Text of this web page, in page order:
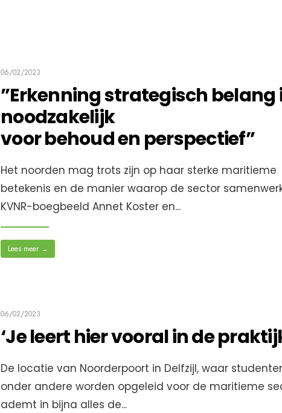
06/02/2023
”Erkenning strategisch belang
noodzakelijk
voor behoud en perspectief”
Het noorden mag trots zijn op haar sterke maritieme
betekenis en de manier waarop de sector
KVNR-boegbeeld Annet Koster en...
Lees meer →
06/02/2023
‘Je leert hier vooral in de
De locatie van Noorderpoort in Delfzijl, waar
onder andere worden opgeleid voor de maritieme
ademt in bijna alles de...